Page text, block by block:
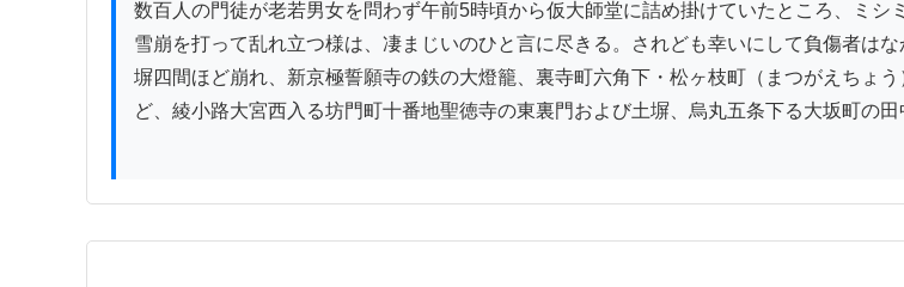
数百人の門徒が老若男女を問わず午前5時頃から仮大師堂に詰め掛けていたところ、ミシ
雪崩を打って乱れ立つ様は、凄まじいのひと言に尽きる。されども幸いにして負傷者は
塀四間ほど崩れ、新京極誓願寺の鉄の大燈籠、裏寺町六角下・松ヶ枝町（まつがえちょ
ど、綾小路大宮西入る坊門町十番地聖徳寺の東裏門および土塀、烏丸五条下る大坂町